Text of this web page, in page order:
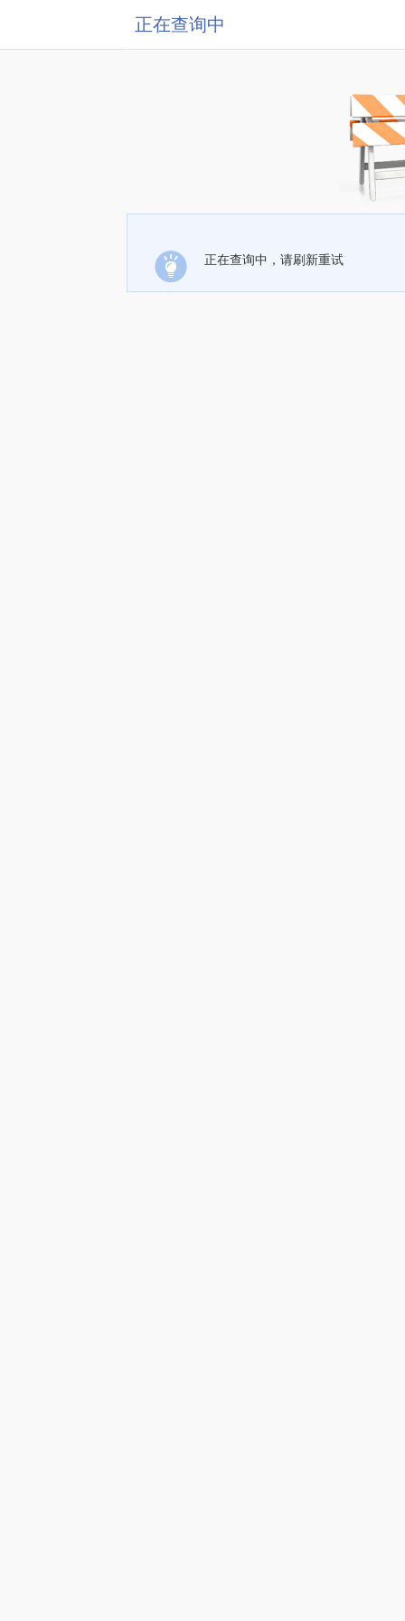
正在查询中
正在查询中，请刷新重试